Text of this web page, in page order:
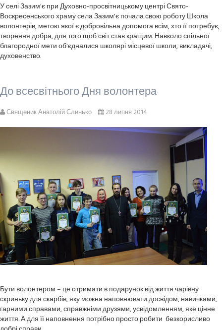
У селі Зазим'є при Духовно-просвітницькому центрі Свято-
Воскресенського храму села Зазим'є почала свою роботу Школа
волонтерів, метою якої є добровільна допомога всім, хто її потребує,
творення добра, для того щоб світ став кращим. Навколо спільної
благородної мети об'єдналися школярі місцевої школи, викладачі,
духовенство.
До всесвітнього Дня волонтера
Священик Анатолій Слинько 28 липня 2014
Бути волонтером – це отримати в подарунок від життя чарівну
скриньку для скарбів, яку можна наповнювати досвідом, навичками,
гарними справами, справжніми друзями, усвідомленням, яке цінне
життя. А для її наповнення потрібно просто робити безкорисливо